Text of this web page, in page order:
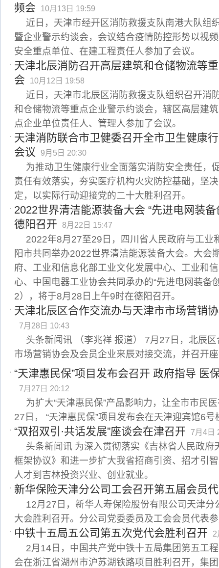
频会
10月13日 19:59
近日，天津市经开区消防救援支队南港大队组
暨企业警示约谈会，会议结合疫情防控形势以视
安全重点单位、在建工程责任人参加了会议。
天津北辰消防召开高层建筑和仓储物流等
会
10月12日 19:58
近日，天津市北辰区消防救援支队组织召开消
和仓储物流等重点企业警示约谈会，辖区高层建
点企业单位责任人、管理人参加了会议。
天津消防联合市卫健委召开全市卫生健康
会议
9月5日 20:30
为推动卫生健康行业全面落实消防安全责任，
责任有效落实，夯实医疗机构火灾防控基础，坚
定，以实际行动迎接党的二十大胜利召开。
2022世界清洁能源装备大会 “先进电网装
德阳召开
8月22日 15:47
2022年8月27至29日，四川省人民政府与工业
阳市共同举办2022世界清洁能源装备大会。大会
府、工业和信息化部工业文化发展中心、工业和
心、中国电器工业协会共同承办的“先进电网装备
2），将于8月28日上午9时在德阳召开。
天津北辰区合作交流办与天津市市场营销
7月28日 10:43
头条新闻讯 （李兆祥 报道） 7月27日，北辰
市场营销协会及会员企业来辰对接交流，并召开
“天津惠民保”项目发布会召开 政府指导 医
7月27日 20:12
为扩大“天津惠民保”产品影响力，让全市市民
27日， “天津惠民保”项目发布会在天津迎宾馆6号
“双招双引·共话发展”座谈会在津召开 7月4日
头条新闻讯 为深入贯彻落实《吉林省人民政府
框架协议》和进一步扩大我省招商引资、招才引
人才到吉林投资兴业、创业就业。
新华保险天津分公司工会召开第五届会员
12月27日，新华人寿保险股份有限公司天津分
大会胜利召开。分公司党委委员及工会会员代表
中铁十五局五公司第五次党代会胜利召开 2
2月14日，中国共产党中铁十五局集团第五工
会在浙江省湖州市沪苏湖铁路项目胜利召开，集